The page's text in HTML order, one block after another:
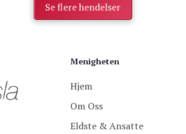
Se flere hendelser
Menigheten
Hjem
Om Oss
Eldste & Ansatte